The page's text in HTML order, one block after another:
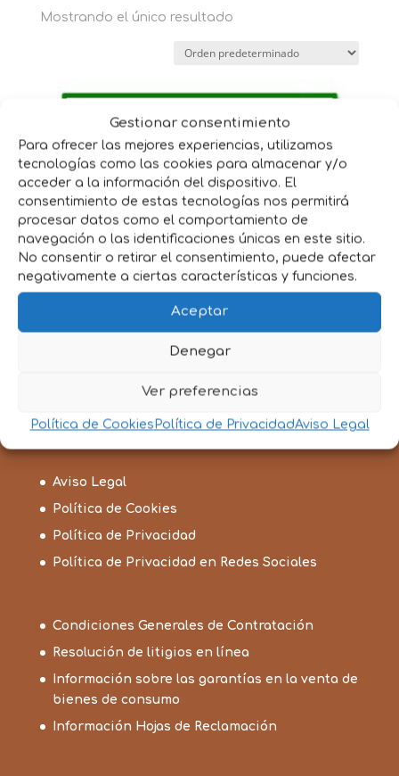
Gestionar consentimiento
Para ofrecer las mejores experiencias, utilizamos
tecnologías como las cookies para almacenar y/o
acceder a la información del dispositivo. El
consentimiento de estas tecnologías nos permitirá
procesar datos como el comportamiento de
navegación o las identificaciones únicas en este sitio.
No consentir o retirar el consentimiento, puede afectar
negativamente a ciertas características y funciones.
Aceptar
Denegar
Ver preferencias
Política de Cookies Política de PrivacidadAviso Legal
Mostrando el único resultado
COMIDA HUMEDA DELIPETS POLLO 415 g PARA
GATO
Aviso Legal
Política de Cookies
Política de Privacidad
Política de Privacidad en Redes Sociales
Condiciones Generales de Contratación
Resolución de litigios en línea
Información sobre las garantías en la venta de
bienes de consumo
Información Hojas de Reclamación